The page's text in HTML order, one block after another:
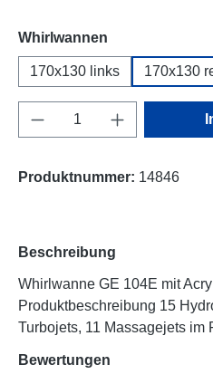
Whirlwannen
170x130 links 170x130
Produkt Anzahl: Gib
Produktnummer: 14846
Beschreibung
Whirlwanne GE 104E mit
Produktbeschreibung 15
Turbojets, 11 Massagejets
Bewertungen